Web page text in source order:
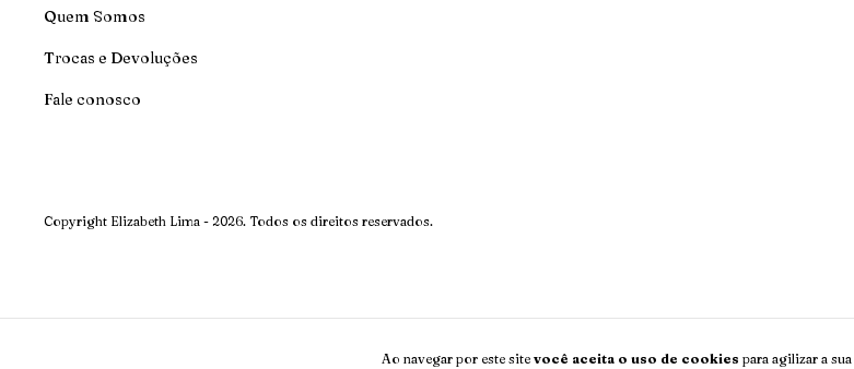
Ao navegar por este site você aceita o uso de cookies para agilizar a
Quem Somos
Trocas e Devoluções
Fale conosco
Copyright Elizabeth Lima - 2026. Todos os direitos reservados.